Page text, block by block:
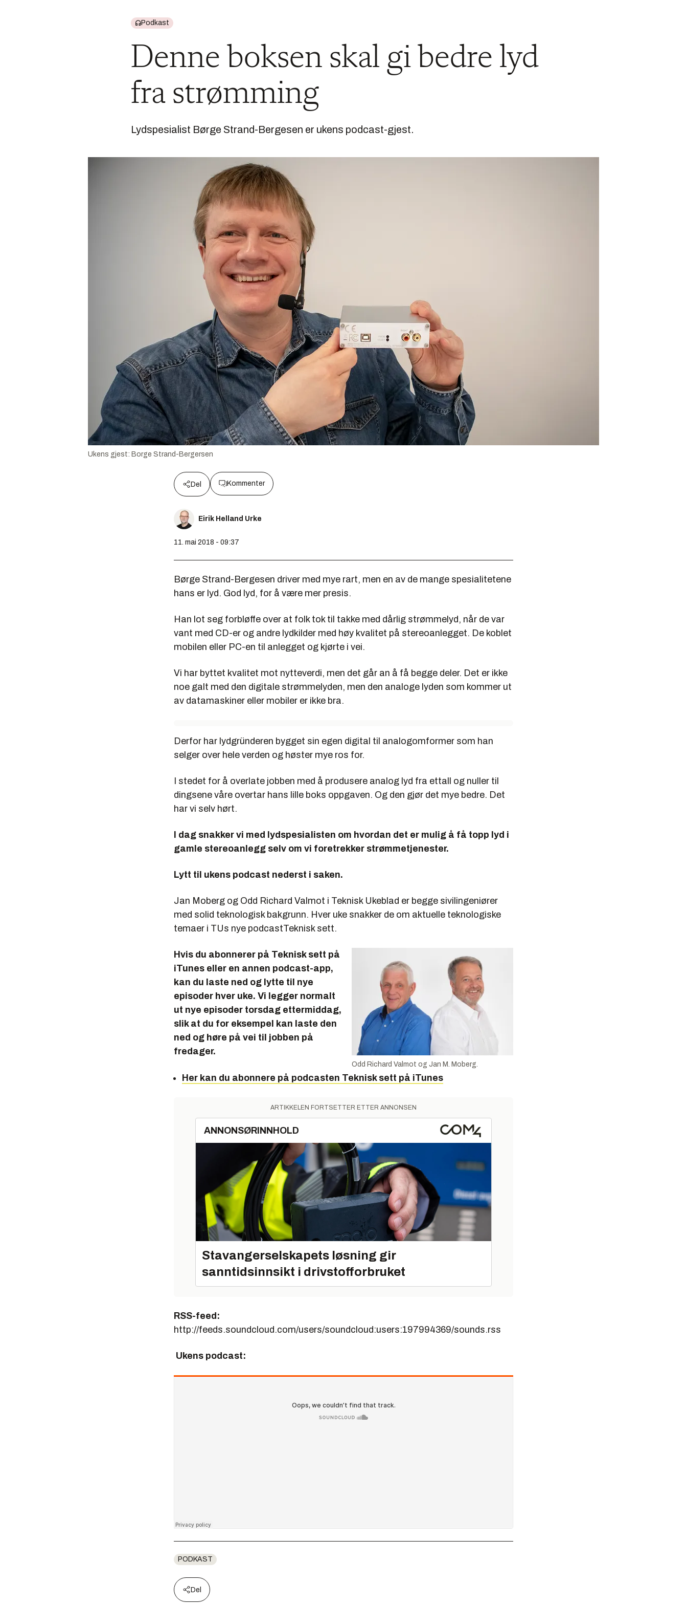
Podkast
Denne boksen skal gi bedre lyd
fra strømming
Lydspesialist Børge Strand-Bergesen er ukens podcast-gjest.
Ukens gjest: Borge Strand-Bergersen
Del Kommenter
Eirik Helland Urke
11. mai 2018 - 09:37
Børge Strand-Bergesen driver med mye rart, men en av de mange spesialitetene
hans er lyd. God lyd, for å være mer presis.
Han lot seg forbløffe over at folk tok til takke med dårlig strømmelyd, når de var
vant med CD-er og andre lydkilder med høy kvalitet på stereoanlegget. De koblet
mobilen eller PC-en til anlegget og kjørte i vei.
Vi har byttet kvalitet mot nytteverdi, men det går an å få begge deler. Det er ikke
noe galt med den digitale strømmelyden, men den analoge lyden som kommer ut
av datamaskiner eller mobiler er ikke bra.
Derfor har lydgründeren bygget sin egen digital til analogomformer som han
selger over hele verden og høster mye ros for.
I stedet for å overlate jobben med å produsere analog lyd fra ettall og nuller til
dingsene våre overtar hans lille boks oppgaven. Og den gjør det mye bedre. Det
har vi selv hørt.
I dag snakker vi med lydspesialisten om hvordan det er mulig å få topp lyd i
gamle stereoanlegg selv om vi foretrekker strømmetjenester.
Lytt til ukens podcast nederst i saken.
Jan Moberg og Odd Richard Valmot i Teknisk Ukeblad er begge sivilingeniører
med solid teknologisk bakgrunn. Hver uke snakker de om aktuelle teknologiske
temaer i TUs nye podcastTeknisk sett.
Odd Richard Valmot og Jan M. Moberg.
Hvis du abonnerer på Teknisk sett på
iTunes eller en annen podcast-app,
kan du laste ned og lytte til nye
episoder hver uke. Vi legger normalt
ut nye episoder torsdag ettermiddag,
slik at du for eksempel kan laste den
ned og høre på vei til jobben på
fredager.
Her kan du abonnere på podcasten Teknisk sett på iTunes
ARTIKKELEN FORTSETTER ETTER ANNONSEN
ANNONSØRINNHOLD
Stavangerselskapets løsning gir
sanntidsinnsikt i drivstofforbruket
RSS-feed:
http://feeds.soundcloud.com/users/soundcloud:users:197994369/sounds.rss
Ukens podcast:
PODKAST
Del